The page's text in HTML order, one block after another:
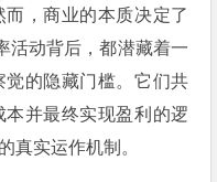
，商业的本质决定了
活动背后，都潜藏着一
的隐藏门槛。它们共
本并最终实现盈利的逻
真实运作机制。